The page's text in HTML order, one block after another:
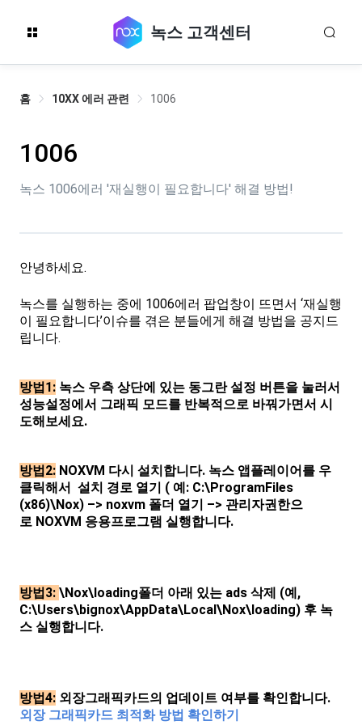
녹스 고객센터
홈 10XX 에러 관련 1006
1006
녹스 1006에러 '재실행이 필요합니다' 해결 방법!
안녕하세요.
녹스를 실행하는 중에 1006에러 팝업창이 뜨면서 ‘재실행
이 필요합니다’이슈를 겪은 분들에게 해결 방법을 공지드
립니다.
방법1: 녹스 우측 상단에 있는 동그란 설정 버튼을 눌러서
성능설정에서 그래픽 모드를 반복적으로 바꿔가면서 시
도해보세요.
방법2: NOXVM 다시 설치합니다. 녹스 앱플레이어를 우
클릭해서 설치 경로 열기 ( 예: C:\ProgramFiles
(x86)\Nox) –> noxvm 폴더 열기 –> 관리자권한으
로 NOXVM 응용프로그램 실행합니다.
방법3: \Nox\loading폴더 아래 있는 ads 삭제 (예,
C:\Users\bignox\AppData\Local\Nox\loading) 후 녹
스 실행합니다.
방법4: 외장그래픽카드의 업데이트 여부를 확인합니다.
외장 그래픽카드 최적화 방법 확인하기